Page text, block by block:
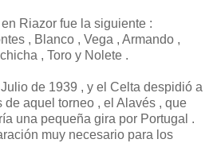
Riazor fue la siguiente :
, Blanco , Vega , Armando ,
, Toro y Nolete .
de 1939 , y el Celta despidió a
de aquel torneo , el Alavés , que
una pequeña gira por Portugal .
muy necesario para los